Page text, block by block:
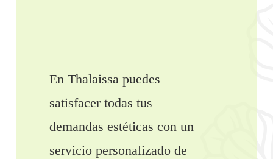
En Thalaissa puedes
satisfacer todas tus
demandas estéticas con un
servicio personalizado de